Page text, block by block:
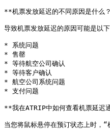
**机票发放延迟的不同原因是什么
导致机票发放延迟的原因可能是以下
* 系统问题
* 售罄
* 等待航空公司确认
* 等待客户确认
* 航空公司系统问题
* 支付问题
**我在ATRIP中如何查看机票延迟
当您将鼠标悬停在预订状态上时，